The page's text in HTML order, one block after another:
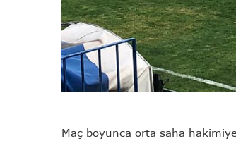
Maç boyunca orta saha